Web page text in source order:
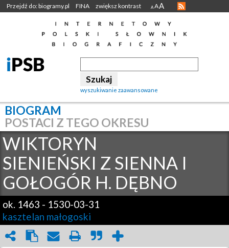
Przejdź do: biogramy.pl FINA zwiększ kontrast A AA
wyszukiwanie zaawansowane
BIOGRAM
POSTACI Z TEGO OKRESU
WIKTORYN
SIENIEŃSKI Z SIENNA I
GOŁOGÓR H. DĘBNO
ok. 1463 - 1530-03-31
kasztelan małogoski